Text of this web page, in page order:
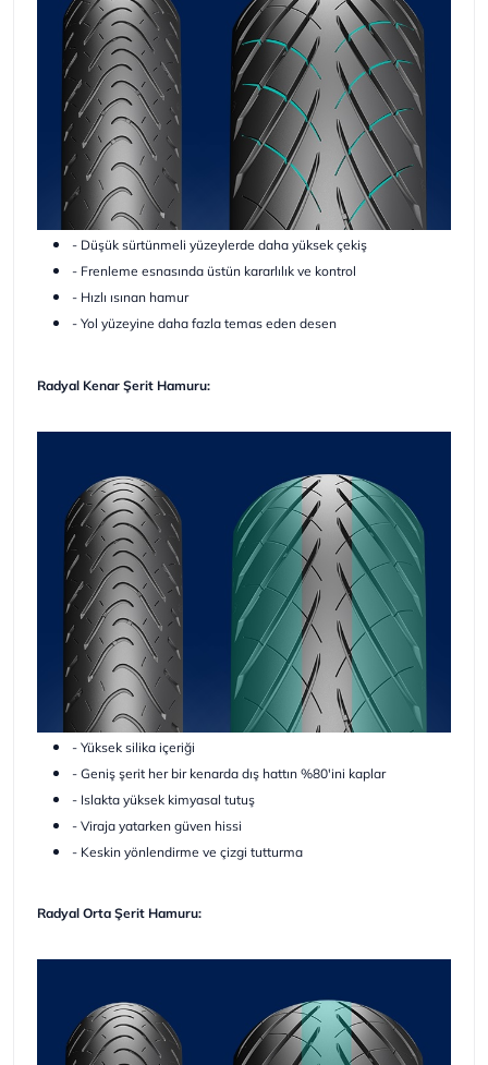
- Düşük sürtünmeli yüzeylerde daha yüksek çekiş
- Frenleme esnasında üstün kararlılık ve kontrol
- Hızlı ısınan hamur
- Yol yüzeyine daha fazla temas eden desen
Radyal Kenar Şerit Hamuru:
- Yüksek silika içeriği
- Geniş şerit her bir kenarda dış hattın %80'ini kaplar
- Islakta yüksek kimyasal tutuş
- Viraja yatarken güven hissi
- Keskin yönlendirme ve çizgi tutturma
Radyal Orta Şerit Hamuru: